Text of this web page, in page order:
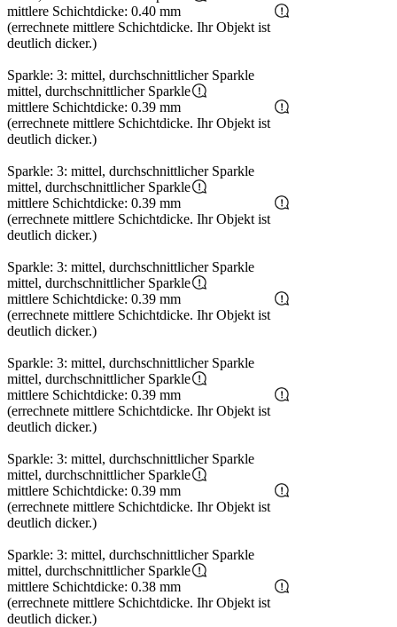
mittlere Schichtdicke: 0.40 mm
(errechnete mittlere Schichtdicke. Ihr Objekt ist
deutlich dicker.)
Sparkle: 3: mittel, durchschnittlicher Sparkle
mittel, durchschnittlicher Sparkle
mittlere Schichtdicke: 0.39 mm
(errechnete mittlere Schichtdicke. Ihr Objekt ist
deutlich dicker.)
Sparkle: 3: mittel, durchschnittlicher Sparkle
mittel, durchschnittlicher Sparkle
mittlere Schichtdicke: 0.39 mm
(errechnete mittlere Schichtdicke. Ihr Objekt ist
deutlich dicker.)
Sparkle: 3: mittel, durchschnittlicher Sparkle
mittel, durchschnittlicher Sparkle
mittlere Schichtdicke: 0.39 mm
(errechnete mittlere Schichtdicke. Ihr Objekt ist
deutlich dicker.)
Sparkle: 3: mittel, durchschnittlicher Sparkle
mittel, durchschnittlicher Sparkle
mittlere Schichtdicke: 0.39 mm
(errechnete mittlere Schichtdicke. Ihr Objekt ist
deutlich dicker.)
Sparkle: 3: mittel, durchschnittlicher Sparkle
mittel, durchschnittlicher Sparkle
mittlere Schichtdicke: 0.39 mm
(errechnete mittlere Schichtdicke. Ihr Objekt ist
deutlich dicker.)
Sparkle: 3: mittel, durchschnittlicher Sparkle
mittel, durchschnittlicher Sparkle
mittlere Schichtdicke: 0.38 mm
(errechnete mittlere Schichtdicke. Ihr Objekt ist
deutlich dicker.)